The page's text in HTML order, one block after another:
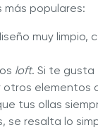
populares:
muy limpio,
loft. Si te
otros
tus ollas
se resalta lo